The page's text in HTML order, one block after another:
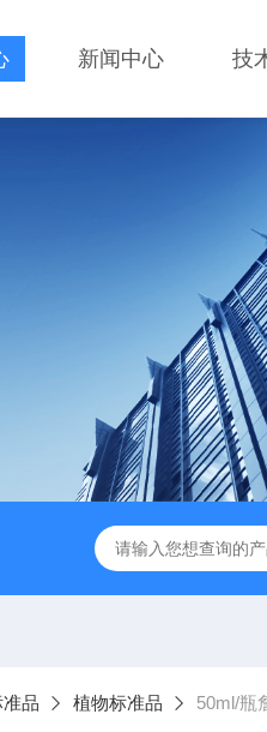
新闻中心 技
试剂盒,免费代测
品 植物标准品 50ml/瓶